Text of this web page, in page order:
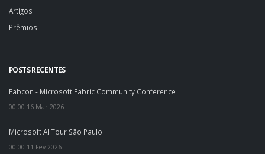
Artigos
Prêmios
POSTS RECENTES
Fabcon - Microsoft Fabric Community Conference
00:00 16 Mar 2026
Microsoft AI Tour São Paulo
00:00 11 Fev 2026